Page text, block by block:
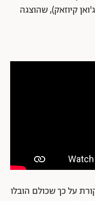
קיוזאק), שהוצגה
על כך שכולם הובלו